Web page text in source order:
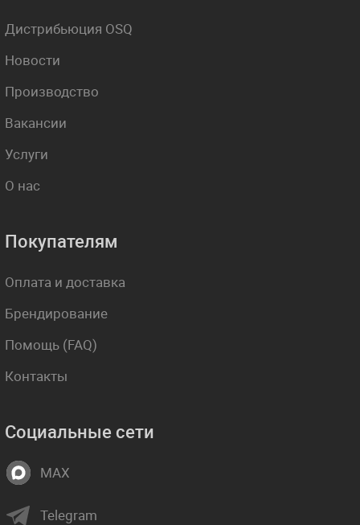
Дистрибьюция OSQ
Новости
Производство
Вакансии
Услуги
О нас
Покупателям
Оплата и доставка
Брендирование
Помощь (FAQ)
Контакты
Социальные сети
MAX
Telegram